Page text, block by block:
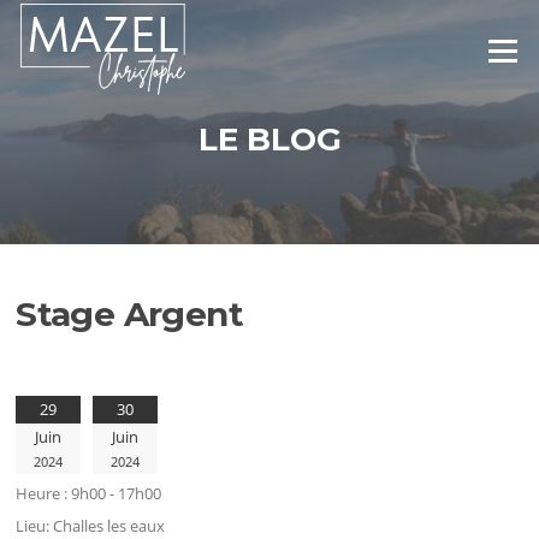
Aller
contenu
Menu
LE BLOG
Stage Argent
29
Juin
2024
30
Juin
2024
Heure :9h00 - 17h00
Lieu:Challes les eaux